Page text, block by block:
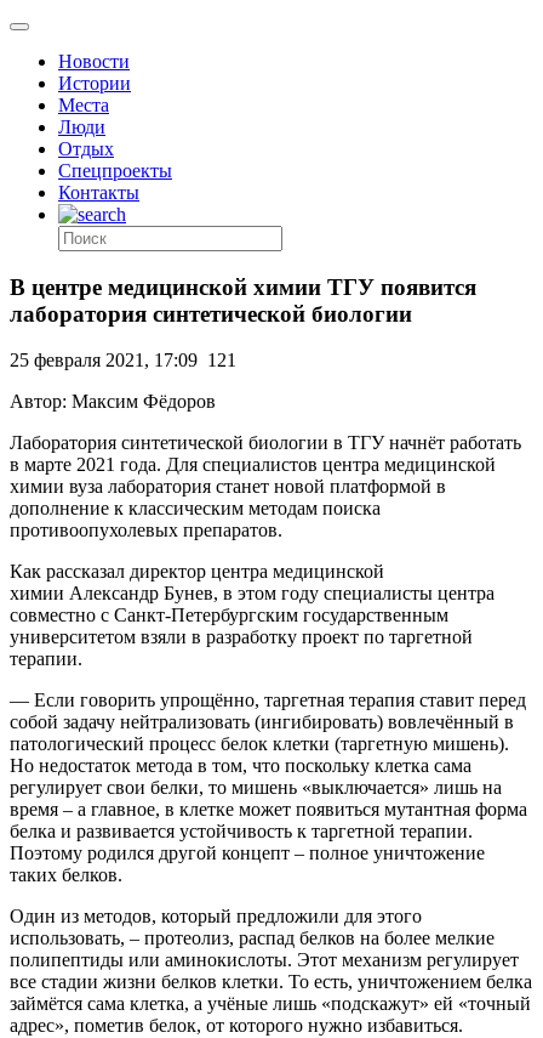
Новости
Истории
Места
Люди
Отдых
Спецпроекты
Контакты
В центре медицинской химии ТГУ появится
лаборатория синтетической биологии
25 февраля 2021, 17:09 121
Автор: Максим Фёдоров
Лаборатория синтетической биологии в ТГУ начнёт работать
в марте 2021 года. Для специалистов центра медицинской
химии вуза лаборатория станет новой платформой в
дополнение к классическим методам поиска
противоопухолевых препаратов.
Как рассказал директор центра медицинской
химии Александр Бунев, в этом году специалисты центра
совместно с Санкт-Петербургским государственным
университетом взяли в разработку проект по таргетной
терапии.
— Если говорить упрощённо, таргетная терапия ставит перед
собой задачу нейтрализовать (ингибировать) вовлечённый в
патологический процесс белок клетки (таргетную мишень).
Но недостаток метода в том, что поскольку клетка сама
регулирует свои белки, то мишень «выключается» лишь на
время – а главное, в клетке может появиться мутантная форма
белка и развивается устойчивость к таргетной терапии.
Поэтому родился другой концепт – полное уничтожение
таких белков.
Один из методов, который предложили для этого
использовать, – протеолиз, распад белков на более мелкие
полипептиды или аминокислоты. Этот механизм регулирует
все стадии жизни белков клетки. То есть, уничтожением белка
займётся сама клетка, а учёные лишь «подскажут» ей «точный
адрес», пометив белок, от которого нужно избавиться.